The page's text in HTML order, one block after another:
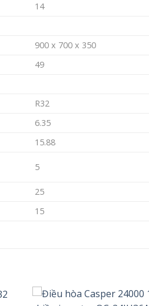
14
900 x 700 x 350
49
R32
6.35
15.88
5
25
15